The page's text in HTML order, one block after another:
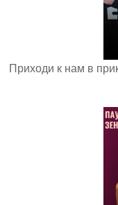
Приходи к нам в